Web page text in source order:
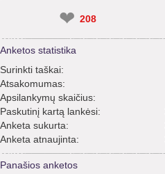
❤ 208
Anketos statistika
Surinkti taškai:
Atsakomumas:
Apsilankymų skaičius:
Paskutinį kartą lankėsi:
Anketa sukurta:
Anketa atnaujinta:
Panašios anketos